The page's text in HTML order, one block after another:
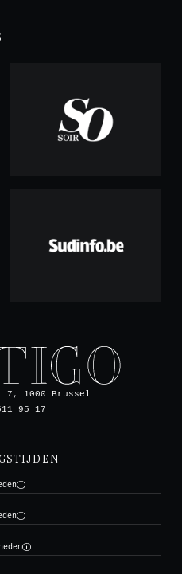
7, 1000 Brussel
95 17